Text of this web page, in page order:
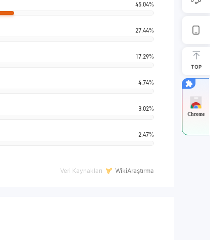
45.04%
27.44%
17.29%
4.74%
3.02%
2.47%
Veri Kaynakları WikiAraştırma
TOP
Chrome